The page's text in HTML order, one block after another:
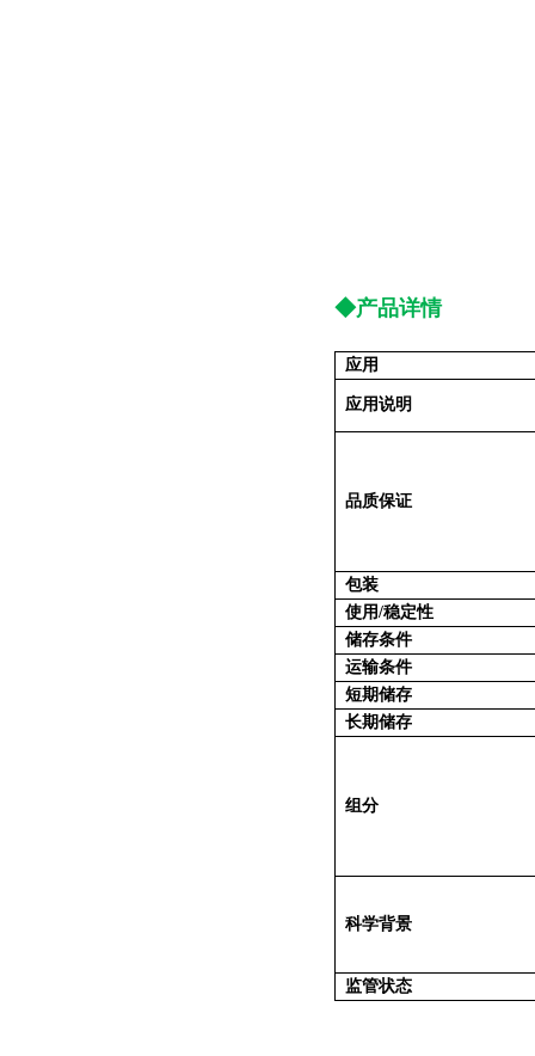
◆产品详情
应用
应用说明
品质保证
包装
使用/稳定性
储存条件
运输条件
短期储存
长期储存
组分
科学背景
监管状态